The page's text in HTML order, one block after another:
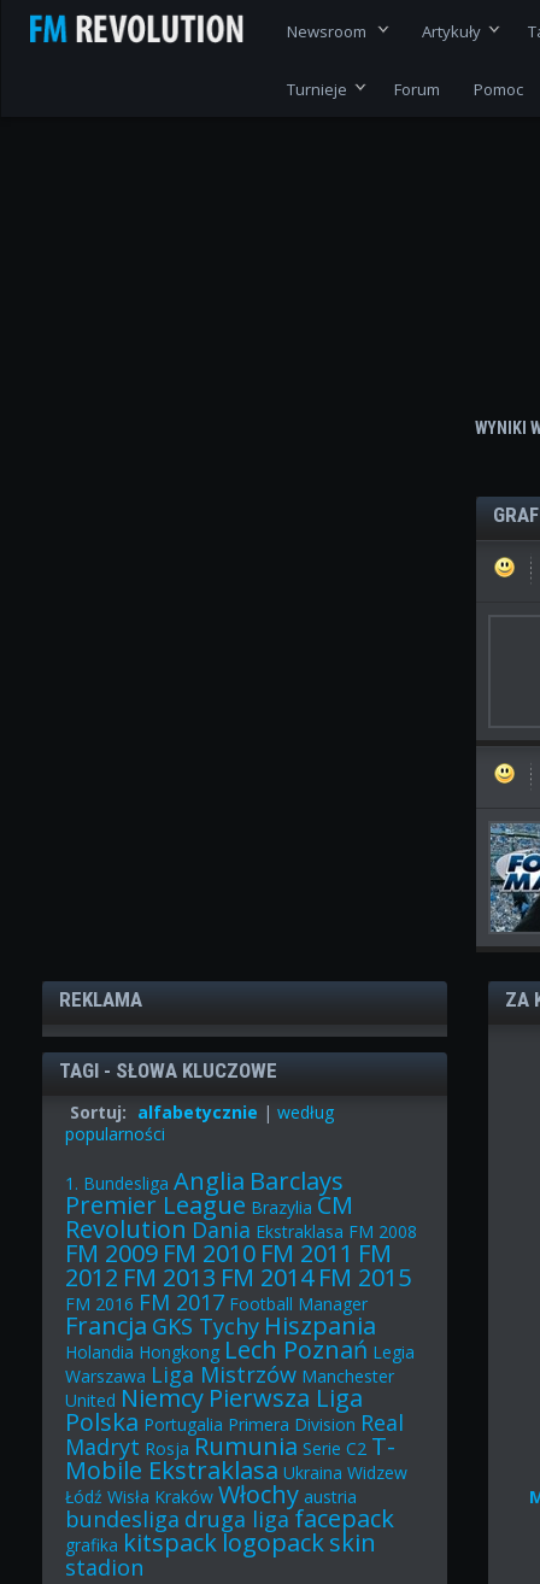
Newsroom Artykuły
Turnieje Forum Pomoc
WYNIKI
REKLAMA
TAGI - SŁOWA KLUCZOWE
Sortuj: alfabetycznie |według
popularności
1. Bundesliga Anglia Barclays
Premier League Brazylia CM
Revolution Dania Ekstraklasa FM 2008
FM 2009 FM 2010 FM 2011 FM
2012 FM 2013 FM 2014 FM 2015
FM 2016 FM 2017 Football Manager
Francja GKS Tychy Hiszpania
Holandia Hongkong Lech Poznań Legia
Warszawa Liga Mistrzów Manchester
United Niemcy Pierwsza Liga
Polska Portugalia Primera Division Real
Madryt Rosja Rumunia Serie C2 T-
Mobile Ekstraklasa Ukraina Widzew
Łódź Wisła Kraków Włochy austria
bundesliga druga ligafacepack
grafika kitspacklogopackskin
stadion
ZA